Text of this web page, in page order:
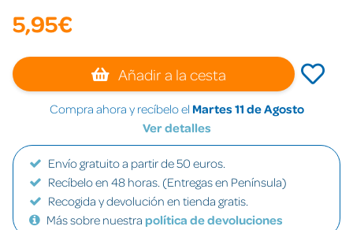
5,95€
Añadir a la cesta
Compra ahora y recíbelo el Martes 11 de Agosto
Ver detalles
Envío gratuito a partir de 50 euros.
Recíbelo en 48 horas. (Entregas en Península)
Recogida y devolución en tienda gratis.
Más sobre nuestra política de devoluciones